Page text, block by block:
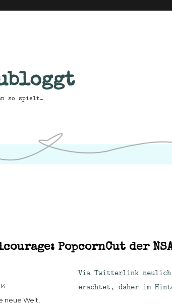
so spielt…
PopcornCut der
Via Twitterlink neulich
erachtet, daher im
neue Welt